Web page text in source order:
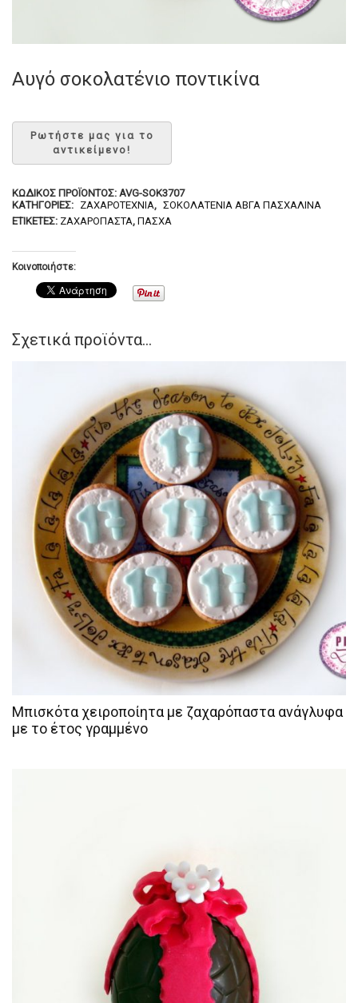
Αυγό σοκολατένιο ποντικίνα
ΚΩΔΙΚΌΣ ΠΡΟΪΌΝΤΟΣ: AVG-SOK3707
ΚΑΤΗΓΟΡΊΕΣ: ΖΑΧΑΡΟΤΕΧΝΊΑ, ΣΟΚΟΛΑΤΈΝΙΑ ΑΒΓΆ ΠΑΣΧΑΛΙΝΆ
ΕΤΙΚΈΤΕΣ: ΖΑΧΑΡΌΠΑΣΤΑ, ΠΆΣΧΑ
Κοινοποιήστε:
Σχετικά προϊόντα...
Μπισκότα χειροποίητα με ζαχαρόπαστα ανάγλυφα
με το έτος γραμμένο